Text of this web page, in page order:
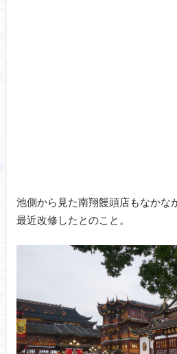
池側から見た南翔饅頭店もなかな
最近改修したとのこと。